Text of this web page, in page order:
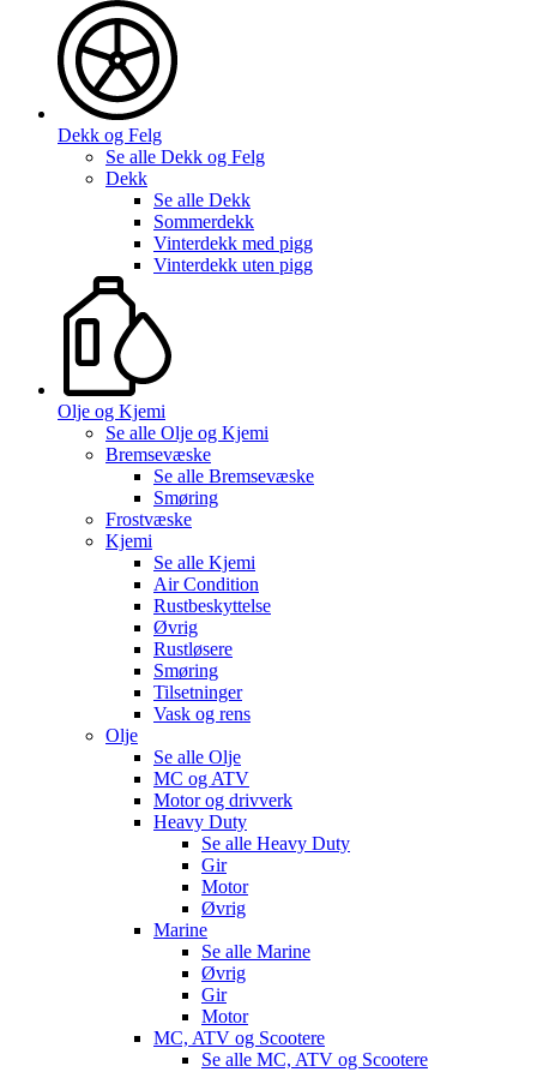
Dekk og Felg
Se alle Dekk og Felg
Dekk
Se alle Dekk
Sommerdekk
Vinterdekk med pigg
Vinterdekk uten pigg
Olje og Kjemi
Se alle Olje og Kjemi
Bremsevæske
Se alle Bremsevæske
Smøring
Frostvæske
Kjemi
Se alle Kjemi
Air Condition
Rustbeskyttelse
Øvrig
Rustløsere
Smøring
Tilsetninger
Vask og rens
Olje
Se alle Olje
MC og ATV
Motor og drivverk
Heavy Duty
Se alle Heavy Duty
Gir
Motor
Øvrig
Marine
Se alle Marine
Øvrig
Gir
Motor
MC, ATV og Scootere
Se alle MC, ATV og Scootere